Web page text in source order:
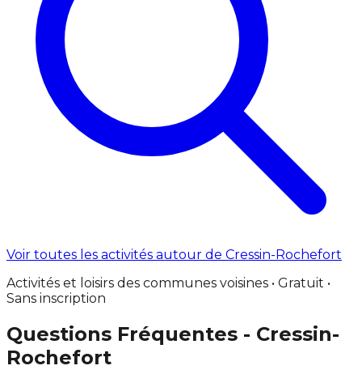
Voir toutes les activités autour de Cressin-Rochefort
Activités et loisirs des communes voisines • Gratuit •
Sans inscription
Questions Fréquentes - Cressin-
Rochefort